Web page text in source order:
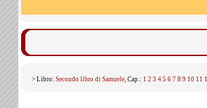
> Libro: Secondo libro di Samuele, Cap.: 1 2 3 4 5 6 7 8 9 10 11